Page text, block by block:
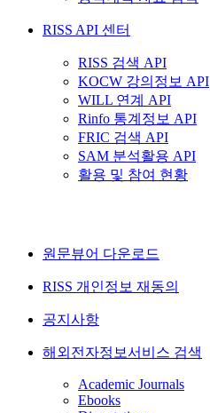
RISS API 센터
RISS 검색 API
KOCW 강의정보 API
WILL 연계 API
Rinfo 통계정보 API
FRIC 검색 API
SAM 분석활용 API
활용 및 참여 현황
원문뷰어 다운로드
RISS 개인정보 재동의
공지사항
해외전자정보서비스 검색
Academic Journals
Ebooks